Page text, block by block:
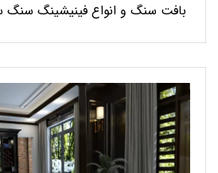
بافت سنگ و انواع فینیشینگ سنگ